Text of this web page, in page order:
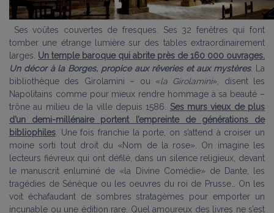
Ses voûtes couvertes de fresques. Ses 32 fenêtres qui font
tomber une étrange lumière sur des tables extraordinairement
larges. Un temple baroque qui abrite près de 160 000 ouvrages.
Un décor à la Borges, propice aux rêveries et aux mystères. La
bibliothèque des Girolamini – ou «la Girolamini», disent les
Napolitains comme pour mieux rendre hommage à sa beauté –
trône au milieu de la ville depuis 1586. Ses murs vieux de plus
d’un demi-millénaire portent l’empreinte de générations de
bibliophiles . Une fois franchie la porte, on s’attend à croiser un
moine sorti tout droit du «Nom de la rose». On imagine les
lecteurs fiévreux qui ont défilé, dans un silence religieux, devant
le manuscrit enluminé de «la Divine Comédie» de Dante, les
tragédies de Sénèque ou les oeuvres du roi de Prusse… On les
voit échafaudant de sombres stratagèmes pour emporter un
incunable ou une édition rare. Quel amoureux des livres ne s’est